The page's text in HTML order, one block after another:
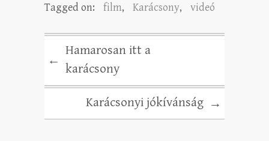
Tagged on: film, Karácsony, videó
←
Hamarosan itt a
karácsony
Karácsonyi jókívánság →